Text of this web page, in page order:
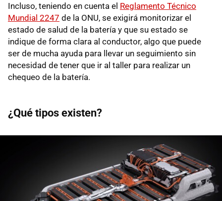
Incluso, teniendo en cuenta el Reglamento Técnico
Mundial 2247 de la ONU, se exigirá monitorizar el
estado de salud de la batería y que su estado se
indique de forma clara al conductor, algo que puede
ser de mucha ayuda para llevar un seguimiento sin
necesidad de tener que ir al taller para realizar un
chequeo de la batería.
¿Qué tipos existen?